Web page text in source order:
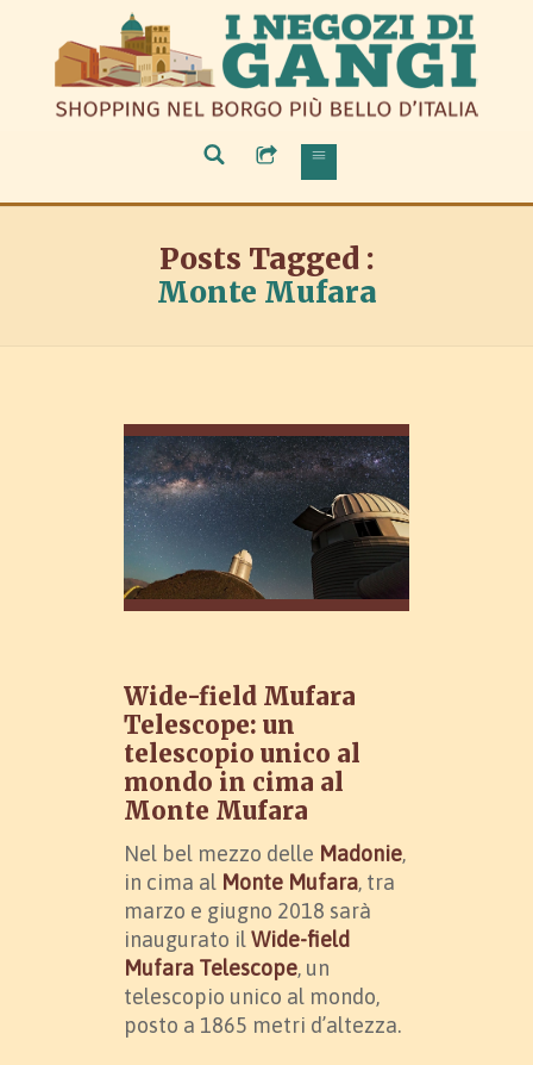
Posts Tagged :
Monte Mufara
Wide-field Mufara
Telescope: un
telescopio unico al
mondo in cima al
Monte Mufara
Nel bel mezzo delle Madonie,
in cima al Monte Mufara, tra
marzo e giugno 2018 sarà
inaugurato ilWide-field
Mufara Telescope, un
telescopio unico al mondo,
posto a 1865 metri d’altezza.